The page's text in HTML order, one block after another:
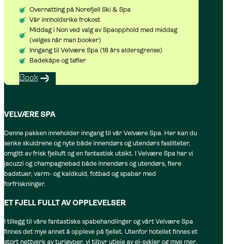
Overnatting på Norefjell Ski & Spa
Vår innholdsrike frokost
Middag i Non ved valg av Spaopphold med middag
(velges når man booker)
Inngang til Velvære Spa (18 års aldersgrense)
Badekåpe og tøfler
Book
VELVÆRE SPA
Denne pakken inneholder inngang til vår Velvære Spa. Her kan du
senke skuldrene og nyte både innendørs og utendørs fasiliteter,
omgitt av frisk fjelluft og en fantastisk utsikt. I Velvære Spa har vi
jacuzzi og champagnebad både innendørs og utendørs, flere
badstuer, varm- og kaldkuld, fotbad og spabar med
forfriskninger.
ET FJELL FULLT AV OPPLEVELSER
I tillegg til våre fantastiske spabehandlinger og vårt Velvære Spa
finnes det mye annet å oppleve på fjellet. Utenfor hotellet finnes et
stort nettverk av turløyper, vi tilbyr utleie av el-sykler og mye mer.